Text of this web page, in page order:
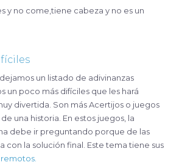
y no come,tiene cabeza y no es un
un listado de adivinanzas
un poco más difíciles que les hará
divertida. Son más Acertijos o juegos
una historia. En estos juegos, la
debe ir preguntando porque de las
con la solución final. Este tema tiene sus